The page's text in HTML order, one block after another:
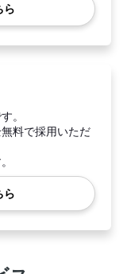
ら
。
料で採用いただ
ら